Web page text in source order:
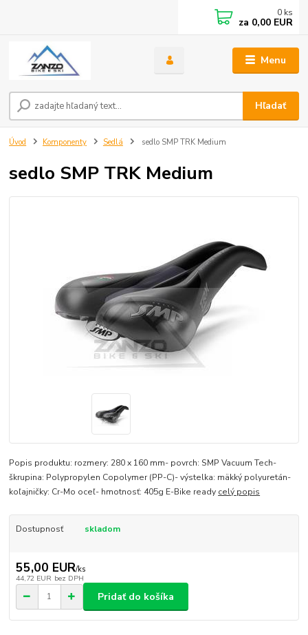
Menu
Hľadať
0 ks
za 0,00 EUR
Úvod Komponenty Sedlá sedlo SMP TRK Medium
sedlo SMP TRK Medium
Popis produktu: rozmery: 280 x 160 mm- povrch: SMP Vacuum Tech-
škrupina: Polypropylen Copolymer (PP-C)- výstelka: mäkký polyuretán-
koľajničky: Cr-Mo oceľ- hmotnosť: 405g E-Bike ready celý popis
Dostupnosť skladom
55,00 EUR/ks
44,72 EUR bez DPH
Pridať do košíka